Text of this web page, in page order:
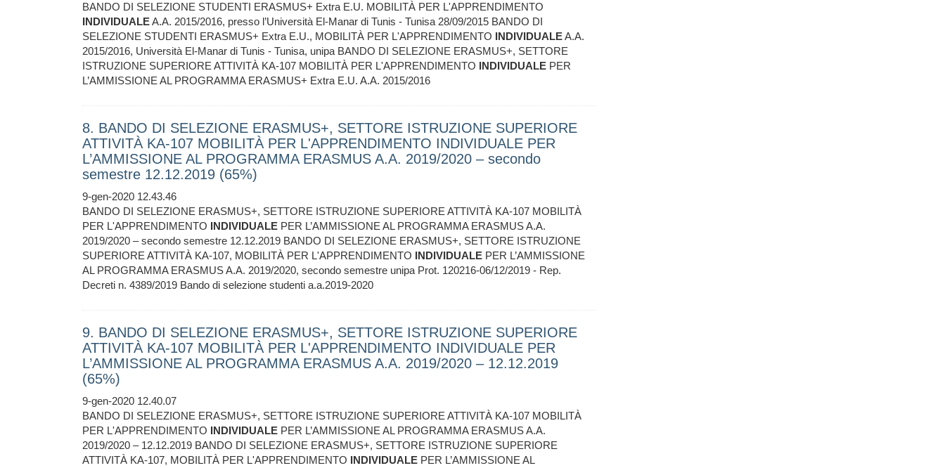
BANDO DI SELEZIONE STUDENTI ERASMUS+ Extra E.U. MOBILITÀ PER L'APPRENDIMENTO
INDIVIDUALEA.A. 2015/2016, presso l’Università El-Manar di Tunis - Tunisa 28/09/2015 BANDO DI
SELEZIONE STUDENTI ERASMUS+ Extra E.U., MOBILITÀ PER L'APPRENDIMENTO INDIVIDUALEA.A.
2015/2016, Università El-Manar di Tunis - Tunisa, unipa BANDO DI SELEZIONE ERASMUS+, SETTORE
ISTRUZIONE SUPERIORE ATTIVITÀ KA-107 MOBILITÀ PER L'APPRENDIMENTO INDIVIDUALE PER
L’AMMISSIONE AL PROGRAMMA ERASMUS+ Extra E.U. A.A. 2015/2016
8. BANDO DI SELEZIONE ERASMUS+, SETTORE ISTRUZIONE SUPERIORE
ATTIVITÀ KA-107 MOBILITÀ PER L'APPRENDIMENTO INDIVIDUALE PER
L’AMMISSIONE AL PROGRAMMA ERASMUS A.A. 2019/2020 – secondo
semestre 12.12.2019 (65%)
9-gen-2020 12.43.46
BANDO DI SELEZIONE ERASMUS+, SETTORE ISTRUZIONE SUPERIORE ATTIVITÀ KA-107 MOBILITÀ
PER L'APPRENDIMENTO INDIVIDUALE PER L’AMMISSIONE AL PROGRAMMA ERASMUS A.A.
2019/2020 – secondo semestre 12.12.2019 BANDO DI SELEZIONE ERASMUS+, SETTORE ISTRUZIONE
SUPERIORE ATTIVITÀ KA-107, MOBILITÀ PER L'APPRENDIMENTO INDIVIDUALE PER L’AMMISSIONE
AL PROGRAMMA ERASMUS A.A. 2019/2020, secondo semestre unipa Prot. 120216-06/12/2019 - Rep.
Decreti n. 4389/2019 Bando di selezione studenti a.a.2019-2020
9. BANDO DI SELEZIONE ERASMUS+, SETTORE ISTRUZIONE SUPERIORE
ATTIVITÀ KA-107 MOBILITÀ PER L'APPRENDIMENTO INDIVIDUALE PER
L’AMMISSIONE AL PROGRAMMA ERASMUS A.A. 2019/2020 – 12.12.2019
(65%)
9-gen-2020 12.40.07
BANDO DI SELEZIONE ERASMUS+, SETTORE ISTRUZIONE SUPERIORE ATTIVITÀ KA-107 MOBILITÀ
PER L'APPRENDIMENTO INDIVIDUALE PER L’AMMISSIONE AL PROGRAMMA ERASMUS A.A.
2019/2020 – 12.12.2019 BANDO DI SELEZIONE ERASMUS+, SETTORE ISTRUZIONE SUPERIORE
ATTIVITÀ KA-107, MOBILITÀ PER L'APPRENDIMENTO INDIVIDUALE PER L’AMMISSIONE AL